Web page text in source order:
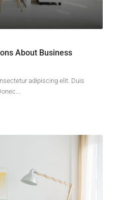
About Business
adipiscing elit. Duis